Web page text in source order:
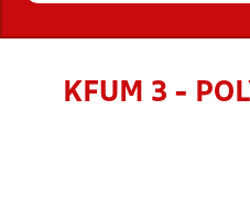
KFUM 3 -